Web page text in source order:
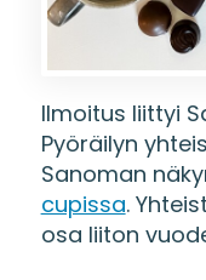
Ilmoitus liittyi
Pyöräilyn
Sanoman
cupissa.
osa liiton